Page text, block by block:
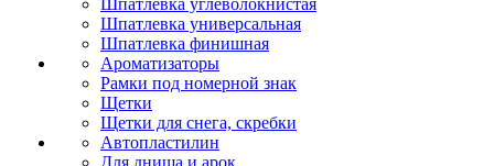
Шпатлевка углеволокнистая
Шпатлевка универсальная
Шпатлевка финишная
Ароматизаторы
Рамки под номерной знак
Щетки
Щетки для снега, скребки
Автопластилин
Для днища и арок